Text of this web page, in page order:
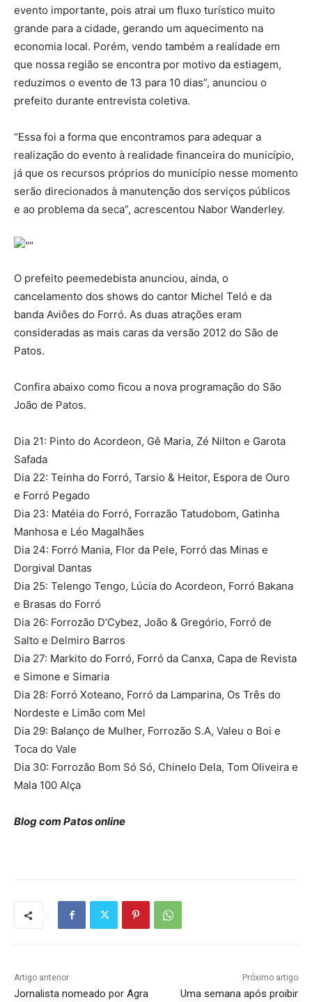
evento importante, pois atrai um fluxo turístico muito
grande para a cidade, gerando um aquecimento na
economia local. Porém, vendo também a realidade em
que nossa região se encontra por motivo da estiagem,
reduzimos o evento de 13 para 10 dias”, anunciou o
prefeito durante entrevista coletiva.
“Essa foi a forma que encontramos para adequar a
realização do evento à realidade financeira do município,
já que os recursos próprios do município nesse momento
serão direcionados à manutenção dos serviços públicos
e ao problema da seca”, acrescentou Nabor Wanderley.
O prefeito peemedebista anunciou, ainda, o
cancelamento dos shows do cantor Michel Teló e da
banda Aviões do Forró. As duas atrações eram
consideradas as mais caras da versão 2012 do São de
Patos.
Confira abaixo como ficou a nova programação do São
João de Patos.
Dia 21: Pinto do Acordeon, Gê Maria, Zé Nilton e Garota
Safada
Dia 22: Teinha do Forró, Tarsio & Heitor, Espora de Ouro
e Forró Pegado
Dia 23: Matéia do Forró, Forrazão Tatudobom, Gatinha
Manhosa e Léo Magalhães
Dia 24: Forró Mania, Flor da Pele, Forró das Minas e
Dorgival Dantas
Dia 25: Telengo Tengo, Lúcia do Acordeon, Forró Bakana
e Brasas do Forró
Dia 26: Forrozão D’Cybez, João & Gregório, Forró de
Salto e Delmiro Barros
Dia 27: Markito do Forró, Forró da Canxa, Capa de Revista
e Simone e Simaria
Dia 28: Forró Xoteano, Forró da Lamparina, Os Três do
Nordeste e Limão com Mel
Dia 29: Balanço de Mulher, Forrozão S.A, Valeu o Boi e
Toca do Vale
Dia 30: Forrozão Bom Só Só, Chinelo Dela, Tom Oliveira e
Mala 100 Alça
Blog com Patos online
Artigo anterior
Jornalista nomeado por Agra
Próximo artigo
Uma semana após proibir